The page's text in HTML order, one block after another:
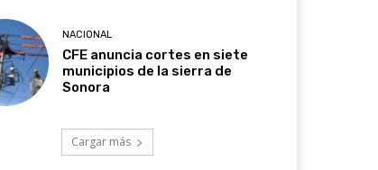
NACIONAL
CFE anuncia cortes en siete
municipios de la sierra de
Sonora
Cargar más